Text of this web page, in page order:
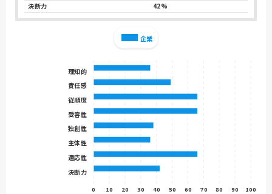
決断力 42%
企業
0 10 20 30 40 50 60 70 80 90 100
理知的
責任感
従順度
受容性
独創性
主体性
適応性
決断力